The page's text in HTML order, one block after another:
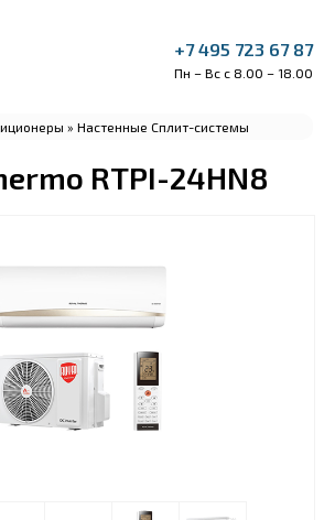
+7 495 723 67 87
Пн – Вс с 8.00 – 18.00
» Настенные Сплит-системы
RTPI-24HN8